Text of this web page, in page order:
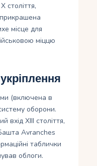
століття,
місце для
міццю
(включена в
оборони.
вхід XIII століття,
Avranches
таблички
облоги.